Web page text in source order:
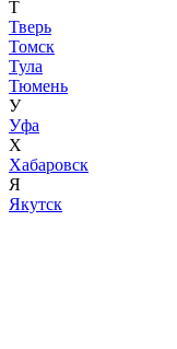
Т
Тверь
Томск
Тула
Тюмень
У
Уфа
Х
Хабаровск
Я
Якутск